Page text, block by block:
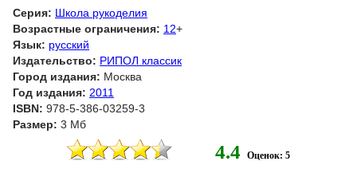
Серия: Школа рукоделия
Возрастные ограничения: 12+
Язык: русский
Издательство: РИПОЛ классик
Город издания: Москва
Год издания: 2011
ISBN: 978-5-386-03259-3
Размер: 3 Мб
4.4 Оценок: 5